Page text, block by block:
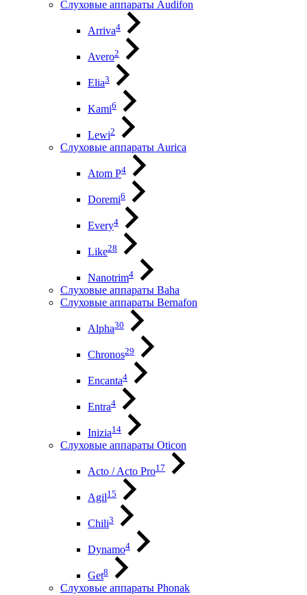
Слуховые аппараты Audifon
Arriva4
Avero2
Elia3
Kami6
Lewi2
Слуховые аппараты Aurica
Atom P4
Doremi6
Every4
Like28
Nanotrim4
Слуховые аппараты Baha
Слуховые аппараты Bernafon
Alpha30
Chronos29
Encanta4
Entra4
Inizia14
Слуховые аппараты Oticon
Acto / Acto Pro17
Agil15
Chili3
Dynamo4
Get8
Слуховые аппараты Phonak